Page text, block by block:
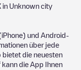
in Unknown city
und Android-
über jede
bietet die neuesten
kann die App Ihnen